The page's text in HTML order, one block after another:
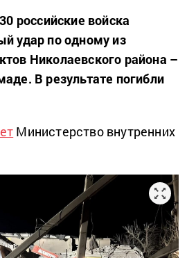
российские войска
удар по одному из
Николаевского района –
В результате погибли
Министерство внутренних